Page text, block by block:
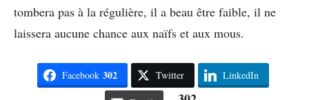
tombera pas à la régulière, il a beau être faible, il ne
laissera aucune chance aux naïfs et aux mous.
Facebook 302 Twitter LinkedIn